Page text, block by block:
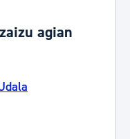
agian